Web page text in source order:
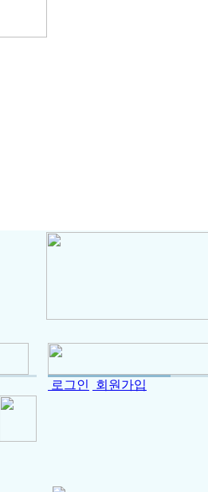
로그인 회원가입